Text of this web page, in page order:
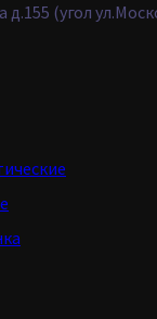
д.155 (угол